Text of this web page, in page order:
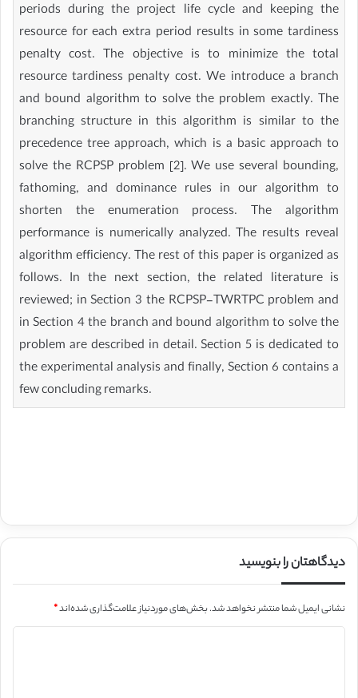
periods during the project life cycle and keeping the
resource for each extra period results in some tardiness
penalty cost. The objective is to minimize the total
resource tardiness penalty cost. We introduce a branch
and bound algorithm to solve the problem exactly. The
branching structure in this algorithm is similar to the
precedence tree approach, which is a basic approach to
solve the RCPSP problem [2]. We use several bounding,
fathoming, and dominance rules in our algorithm to
shorten the enumeration process. The algorithm
performance is numerically analyzed. The results reveal
algorithm efficiency. The rest of this paper is organized as
follows. In the next section, the related literature is
reviewed; in Section 3 the RCPSP-TWRTPC problem and
in Section 4 the branch and bound algorithm to solve the
problem are described in detail. Section 5 is dedicated to
the experimental analysis and finally, Section 6 contains a
few concluding remarks.
دیدگاهتان را بنویسید
نشانی ایمیل شما منتشر نخواهد شد.بخش‌های موردنیاز علامت‌گذاری شده‌اند*